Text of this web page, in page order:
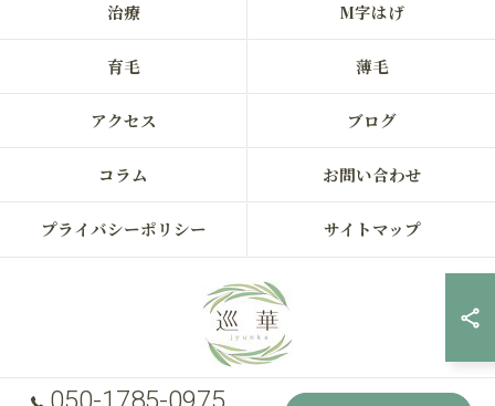
治療 M字はげ
育毛 薄毛
アクセス ブログ
コラム お問い合わせ
プライバシーポリシー サイトマップ